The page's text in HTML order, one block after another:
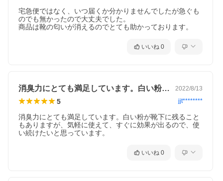
宅急便ではなく、いつ届くか分かりませんでしたが急ぐも
のでも無かったので大丈夫でした。
商品は靴の匂いが消えるのでとても助かっております。
いいね 0
消臭力にとても満足しています。白い粉が… 2022/8/13
5 jjt********
消臭力にとても満足しています。白い粉が靴下に残ること
もありますが、気軽に使えて、すぐに効果が出るので、使
い続けたいと思っています。
いいね 0